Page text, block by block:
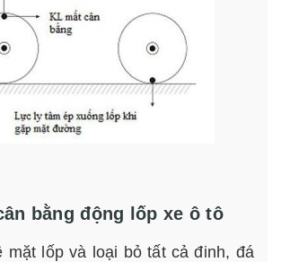
bằng động lốp xe ô tô
mặt lốp và loại bỏ tất cả đinh, đá